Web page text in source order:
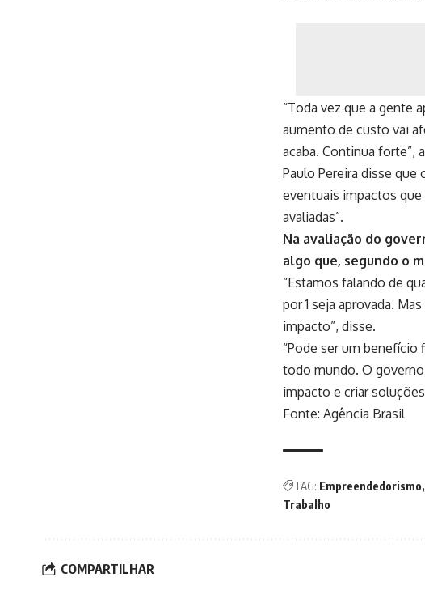
“Toda vez que a gente
aumento de custo vai
acaba. Continua forte”,
Paulo Pereira disse
eventuais impactos que
avaliadas”.
Na avaliação do
algo que, segundo o
“Estamos falando de
por 1 seja aprovada.
impacto”, disse.
“Pode ser um benefício
todo mundo. O governo
impacto e criar
Fonte: Agência Brasil
TAG: Empreendedorismo
Trabalho
COMPARTILHAR